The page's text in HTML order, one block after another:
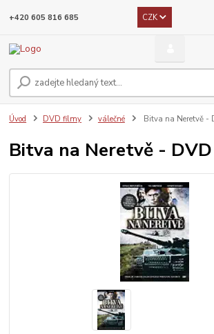
CZK
+420 605 816 685
Úvod DVD filmy válečné Bitva na Neretvě -
Bitva na Neretvě -